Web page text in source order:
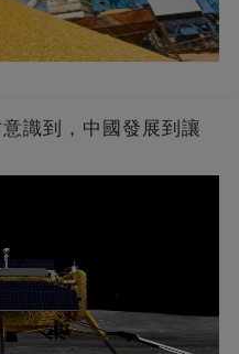
識到，中國發展到讓